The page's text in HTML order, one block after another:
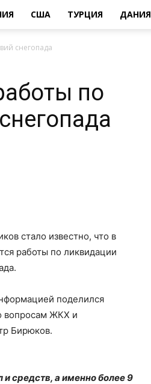
США ТУРЦИЯ ДАНИЯ
снегопада
по
стало известно, что в
работы по ликвидации
поделился
вопросам ЖКХ и
Бирюков.
средств, а именно более 9